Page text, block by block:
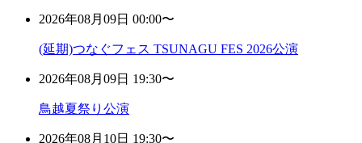
2026年08月09日 00:00〜
(延期)つなぐフェス TSUNAGU FES 2026公演
2026年08月09日 19:30〜
鳥越夏祭り公演
2026年08月10日 19:30〜